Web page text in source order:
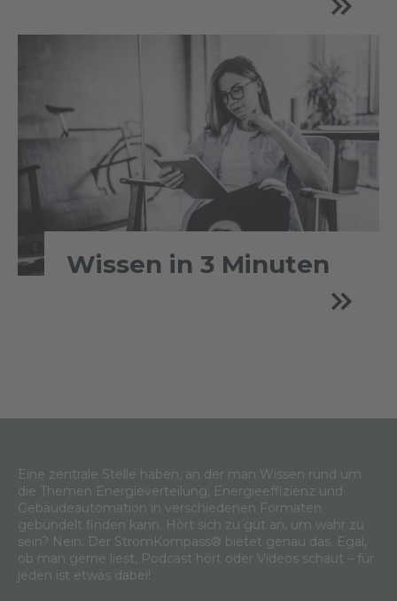
Wissen in 3 Minuten
Eine zentrale Stelle haben, an der man Wissen rund um
die Themen Energieverteilung, Energieeffizienz und
Gebäudeautomation in verschiedenen Formaten
gebündelt finden kann. Hört sich zu gut an, um wahr zu
sein? Nein. Der StromKompass® bietet genau das. Egal,
ob man gerne liest, Podcast hört oder Videos schaut – für
jeden ist etwas dabei!